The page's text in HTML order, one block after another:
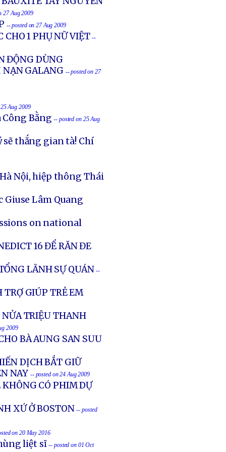
27 Aug 2009
-- posted on 27 Aug 2009
CHO 1 PHỤ NỮ VIỆT --
ĐỘNG DÙNG
NẠN GALANG -- posted on 27
Aug 2009
Công Bằng -- posted on 25 Aug
thắng gian tà! Chí
Nội, hiệp thông Thái
Lâm Quang
on national
16 ĐỂ RĂN ĐE
LÃNH SỰ QUÁN --
GIÚP TRẺ EM
TRIỆU THANH
2009
BÀ AUNG SAN SUU
DỊCH BẮT GIỮ
NAY -- posted on 24 Aug 2009
CÓ PHIM DỰ
XỨ Ở BOSTON -- posted
on 20 May 2016
liệt sĩ -- posted on 01 Oct